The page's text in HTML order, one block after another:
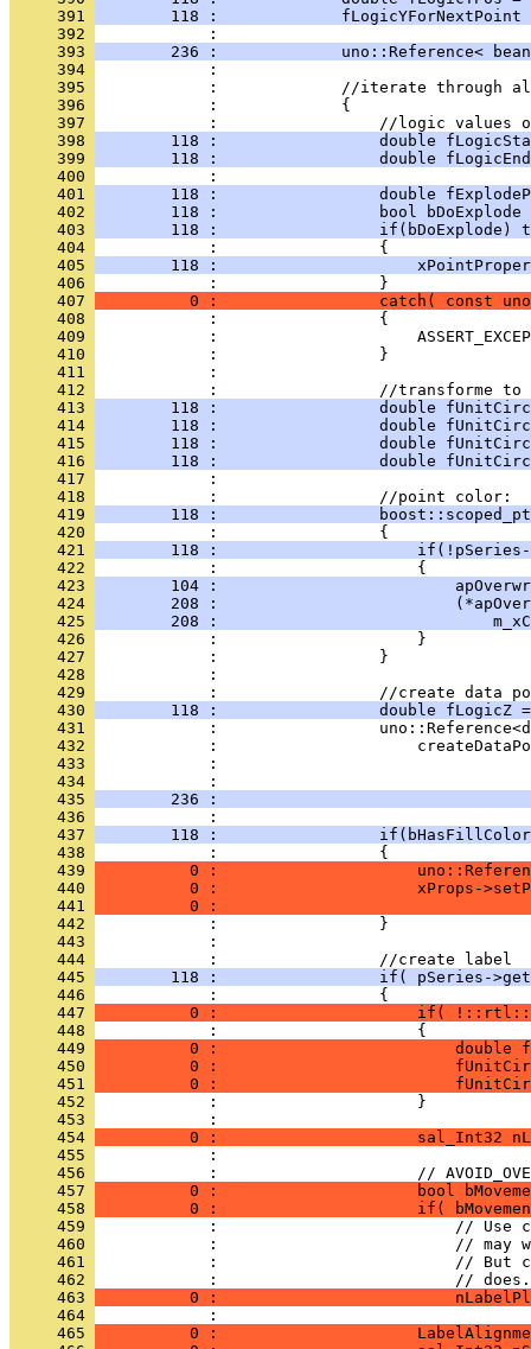
     391
118 :             fLogicYForNextPoint
     392
     393
236 :             uno::Reference<
     394
     395
     396
     397
     398
118 :                 double
     399
118 :                 double
     400
     401
118 :                 double
     402
118 :                 bool
     403
118 :                 if(bDoExplode)
     404
     405
118 :
     406
     407
0 :                 catch( const
     408
     409
     410
     411
     412
     413
118 :                 double
     414
118 :                 double
     415
118 :                 double
     416
118 :                 double
     417
     418
     419
118 :
     420
     421
118 :
     422
     423
104 :
     424
208 :
     425
208 :
     426
     427
     428
     429
     430
118 :                 double fLogicZ
     431
     432
     433
     434
     435
236 :
     436
     437
118 :
     438
     439
0 :
     440
0 :                     xProps-
     441
0 :
     442
     443
     444
     445
118 :                 if( pSeries-
     446
     447
0 :                     if(
     448
     449
0 :                         double
     450
0 :
     451
0 :
     452
     453
     454
0 :                     sal_Int32
     455
     456
     457
0 :                     bool
     458
0 :                     if(
     459
     460
     461
     462
     463
0 :
     464
     465
0 :